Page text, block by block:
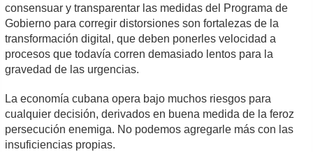
consensuar y transparentar las medidas del Programa de
Gobierno para corregir distorsiones son fortalezas de la
transformación digital, que deben ponerles velocidad a
procesos que todavía corren demasiado lentos para la
gravedad de las urgencias.
La economía cubana opera bajo muchos riesgos para
cualquier decisión, derivados en buena medida de la feroz
persecución enemiga. No podemos agregarle más con las
insuficiencias propias.